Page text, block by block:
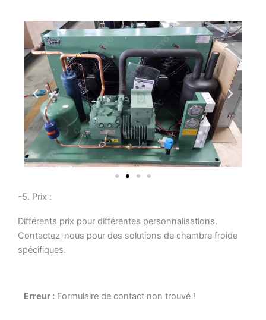
-5. Prix :
Différents prix pour différentes personnalisations.
Contactez-nous pour des solutions de chambre froide
spécifiques.
Erreur : Formulaire de contact non trouvé !